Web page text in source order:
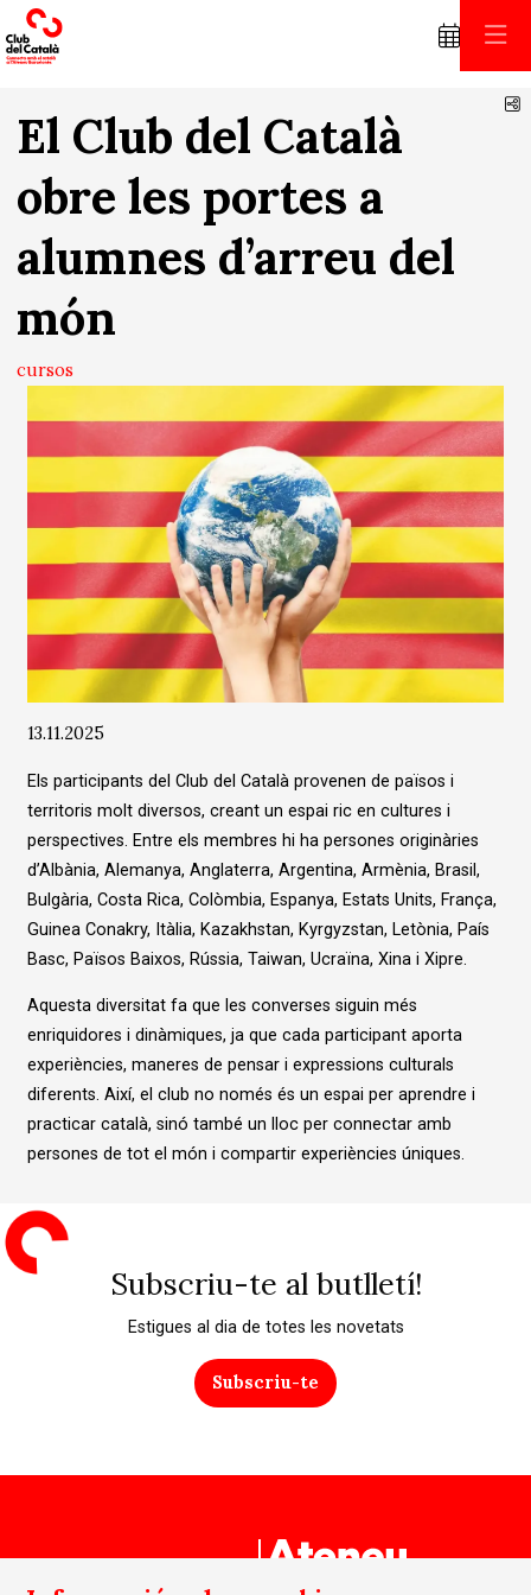
El Club del Català
obre les portes a
alumnes d’arreu del
món
cursos
13.11.2025
Els participants del Club del Català provenen de països i
territoris molt diversos, creant un espai ric en cultures i
perspectives. Entre els membres hi ha persones originàries
d’Albània, Alemanya, Anglaterra, Argentina, Armènia, Brasil,
Bulgària, Costa Rica, Colòmbia, Espanya, Estats Units, França,
Guinea Conakry, Itàlia, Kazakhstan, Kyrgyzstan, Letònia, País
Basc, Països Baixos, Rússia, Taiwan, Ucraïna, Xina i Xipre.
Aquesta diversitat fa que les converses siguin més
enriquidores i dinàmiques, ja que cada participant aporta
experiències, maneres de pensar i expressions culturals
diferents. Així, el club no només és un espai per aprendre i
practicar català, sinó també un lloc per connectar amb
persones de tot el món i compartir experiències úniques.
Subscriu-te al butlletí!
Estigues al dia de totes les novetats
Subscriu-te
Un projecte de